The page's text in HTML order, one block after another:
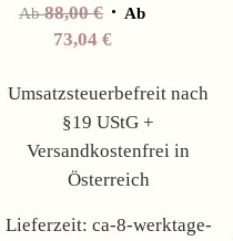
Ab88,00€ Ab
73,04 €
Umsatzsteuerbefreit nach
§19 UStG +
Versandkostenfrei in
Österreich
Lieferzeit: ca-8-werktage-